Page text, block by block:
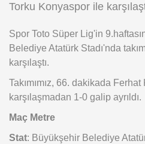
Torku Konyaspor ile
Spor Toto Süper Lig'in
Belediye Atatürk Stadı'nda
karşılaştı.
Takımımız, 66. dakikada
karşılaşmadan 1-0 galip ayrıldı.
Maç Metre
Stat: Büyükşehir Belediye